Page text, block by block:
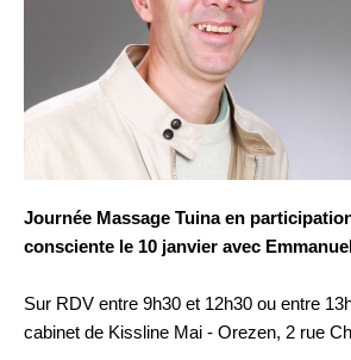
Journée Massage Tuina en
consciente le 10 janvier avec
Sur RDV entre 9h30 et 12h30 ou entre
cabinet de Kissline Mai - Orezen, 2 rue